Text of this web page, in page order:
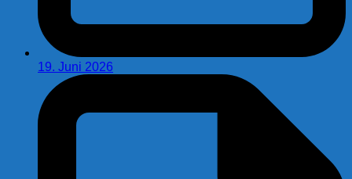
19. Juni 2026